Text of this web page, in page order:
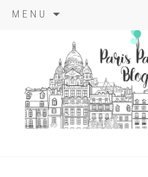
MENU
principal
paris